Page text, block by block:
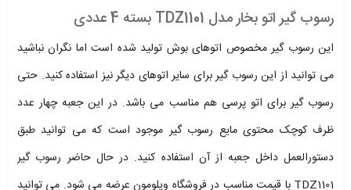
رسوب گیر اتو بخار مدل TDZ1101 بسته 4 عددی
این رسوب گیر مخصوص اتوهای بوش تولید شده است اما نگران نباشید
می توانید از این رسوب گیر برای سایر اتوهای دیگر نیز استفاده کنید. حتی
رسوب گیر برای اتو پرسی هم مناسب می باشد. در این جعبه چهار عدد
ظرف کوچک محتوی مایع رسوب گیر موجود است که می توانید طبق
دستورالعمل داخل جعبه از آن استفاده کنید. در حال حاضر رسوب گیر
TDZ1101 با قیمت مناسب در فروشگاه ویلومون عرضه می شود. می توانید